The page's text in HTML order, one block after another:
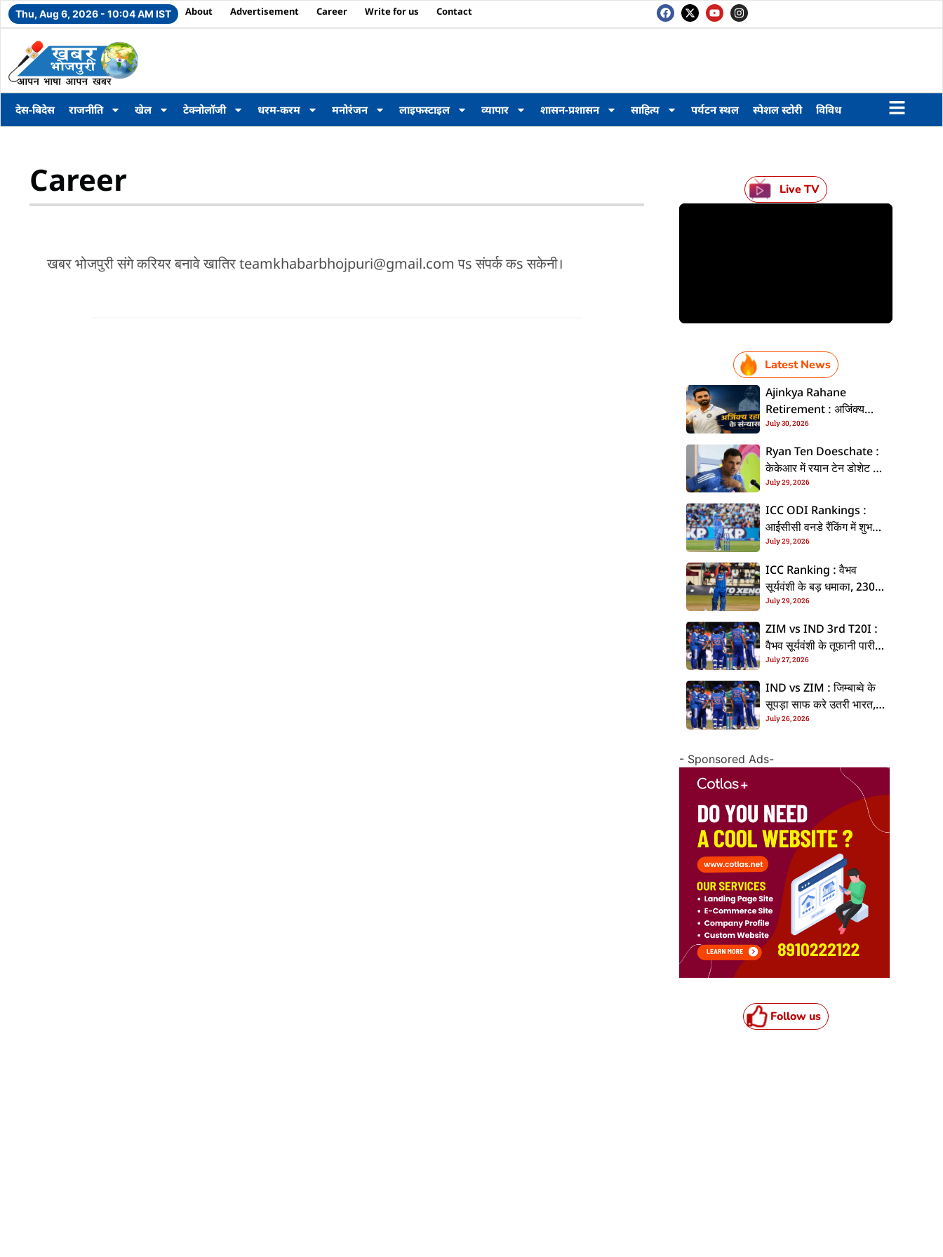
Thu, Aug 6, 2026 - 10:04 AM IST About Advertisement Career Write for us Contact
देस-बिदेस राजनीति खेल टेक्नोलॉजी धरम-करम मनोरंजन लाइफस्टाइल व्यापार शासन-प्रशासन साहित्य पर्यटन स्थल स्पेशल स्टोरी विविध
Career
खबर भोजपुरी संगे करियर बनावे खातिर teamkhabarbhojpuri@gmail.com पs संपर्क कs सकेनी।
Live TV
Latest News
Ajinkya Rahane
Retirement : अजिंक्य
रहाणे इंटरनेशनल क्रिकेट से
ललें संन्यास, सोशल मीडिया
पs पोस्ट कs के कइलें एलान
July 30, 2026
Ryan Ten Doeschate :
केकेआर में रयान टेन डोशेट के
वापसी, हेड ऑफ क्रिकेट
स्ट्रेटजी के जिम्मेदारी संभरिहें
July 29, 2026
ICC ODI Rankings :
आईसीसी वनडे रैंकिंग में शुभमन
गिल बनलें नंबर-1, टॉप-5 में
भारत के तीन बल्लेबाज
July 29, 2026
ICC Ranking : वैभव
सूर्यवंशी के बड़ धमाका, 230
स्थान के छलांग लगा के पहुंचलें
48वां नंबर पs
July 29, 2026
ZIM vs IND 3rd T20I :
वैभव सूर्यवंशी के तूफानी पारी
से भारत के सीरीज पs क्लीन
स्वीप, जिम्बाब्वे 35 रन से
July 27, 2026
IND vs ZIM : जिम्बाब्वे के
सूपड़ा साफ करे उतरी भारत,
रिंकू सिंह के जगह सूर्यांश शेडगे
July 26, 2026
- Sponsored Ads-
Follow us